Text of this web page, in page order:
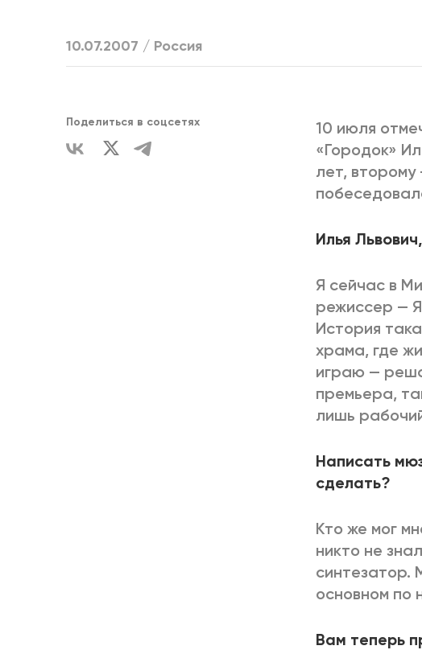
10.07.2007 / Россия
Поделиться в соцсетях
10 июля
«Городок»
лет,
Илья
Я сейчас в
режиссер —
История
храма, где
играю —
премьера,
лишь
Написать
сделать?
Кто же мог
никто не
синтезатор.
основном по
Вам теперь